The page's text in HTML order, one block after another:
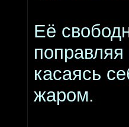
Её
касаясь
жаром.